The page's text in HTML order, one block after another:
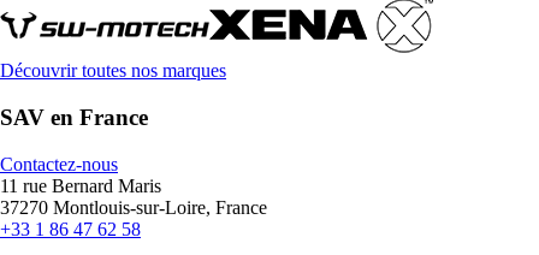
Découvrir toutes nos marques
SAV en France
Contactez-nous
11 rue Bernard Maris
37270 Montlouis-sur-Loire, France
+33 1 86 47 62 58